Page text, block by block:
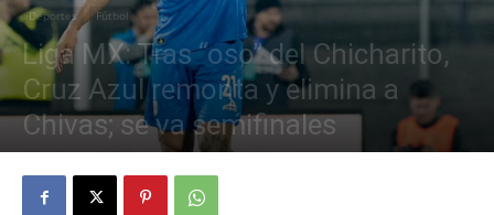
Deportes Fútbol
Liga MX: Tras “oso” del Chicharito,
Cruz Azul remonta y elimina a
Chivas; se va semifinales